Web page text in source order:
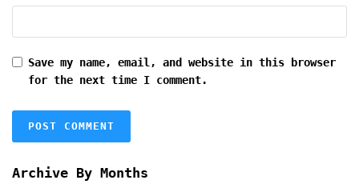
Save my name, email, and website in this browser
for the next time I comment.
Archive By Months